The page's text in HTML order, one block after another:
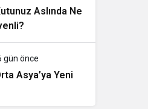
Aslında Ne
gün önce
Asya’ya Yeni